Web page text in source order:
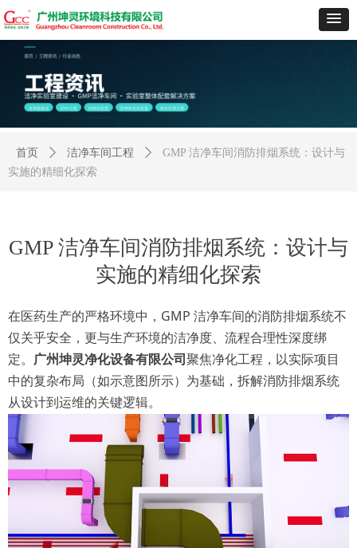
GMP 洁净车间消防排烟系统：设计与
实施的精细化探索
在医药生产的严格环境中， GMP 洁净车间的消防排烟系统不
仅关乎安全，更与生产环境的洁净度、流程合理性深度绑
定。 广州坤灵净化设备有限公司聚焦净化工程，以实际项目
中的复杂布局（如示意图所示）为基础，拆解消防排烟系统
从设计到运维的关键逻辑。
首页 ꄲ 洁净车间工程 ꄲ
GMP 洁净车间消防排烟系统：设计与
实施的精细化探索